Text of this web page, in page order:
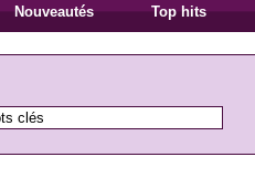
Nouveautés Top hits